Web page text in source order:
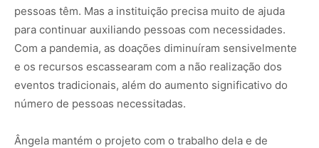
pessoas têm. Mas a instituição precisa muito de ajuda
para continuar auxiliando pessoas com necessidades.
Com a pandemia, as doações diminuíram sensivelmente
e os recursos escassearam com a não realização dos
eventos tradicionais, além do aumento significativo do
número de pessoas necessitadas.
Ângela mantém o projeto com o trabalho dela e de